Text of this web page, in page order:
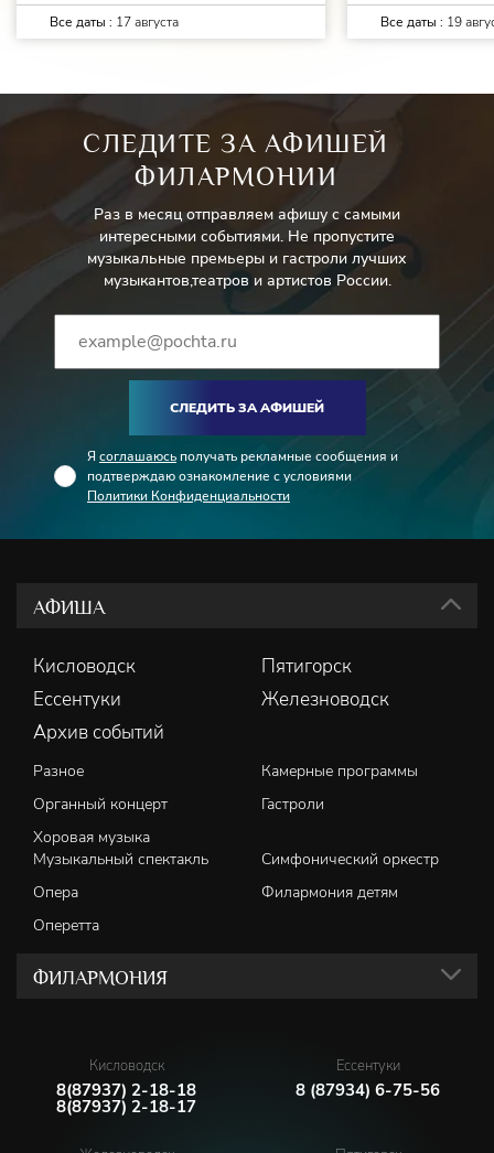
Все даты : 17 августа Все даты : 19
СЛЕДИТЕ ЗА АФИШЕЙ
ФИЛАРМОНИИ
Раз в месяц отправляем афишу с самыми
интересными событиями. Не пропустите
музыкальные премьеры и гастроли лучших
музыкантов,театров и артистов России.
СЛЕДИТЬ ЗА АФИШЕЙ
Я соглашаюсь получать рекламные сообщения и
подтверждаю ознакомление с условиями
Политики Конфиденциальности
АФИША
Кисловодск
Пятигорск
Ессентуки
Железноводск
Архив событий
Разное
Камерные программы
Органный концерт
Гастроли
Хоровая музыка
Музыкальный спектакль
Симфонический оркестр
Опера
Филармония детям
Оперетта
ФИЛАРМОНИЯ
Кисловодск
8(87937) 2-18-18
8(87937) 2-18-17
Ессентуки
8 (87934) 6-75-56